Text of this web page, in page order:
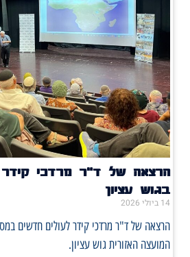
הרצאה של ד"ר מרדכי קידר
בגוש עציון
14 ביולי 2026
הרצאה של ד"ר מרדכי קידר לעולים חדשים
המועצה האזורית גוש עציון.